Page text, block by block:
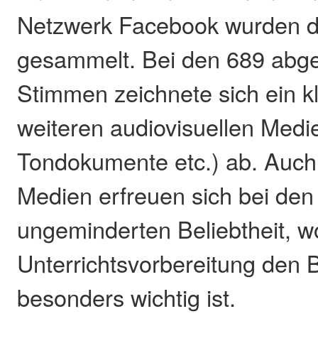
Netzwerk Facebook wurden
gesammelt. Bei den 689
Stimmen zeichnete sich ein
weiteren audiovisuellen
Tondokumente etc.) ab.
Medien erfreuen sich bei
ungeminderten Beliebtheit,
Unterrichtsvorbereitung den
besonders wichtig ist.